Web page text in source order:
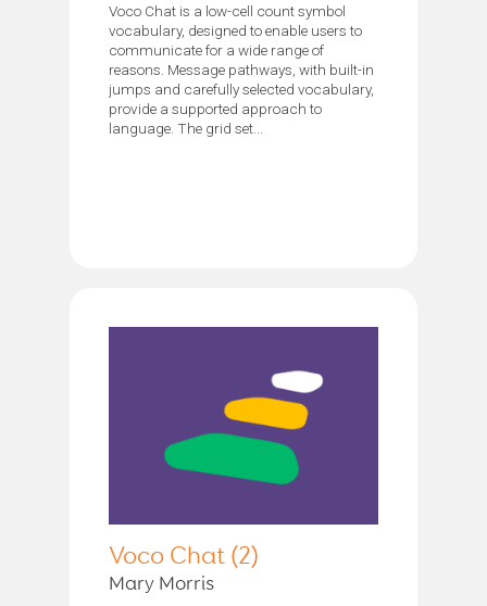
Voco Chat is a low-cell count symbol
vocabulary, designed to enable users to
communicate for a wide range of
reasons. Message pathways, with built-in
jumps and carefully selected vocabulary,
provide a supported approach to
language. The grid set...
Voco Chat (2)
Mary Morris